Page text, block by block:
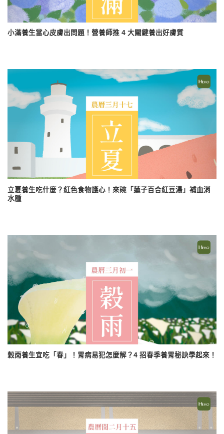
小滿養生當心皮膚出問題！營養師推 4 大關鍵養出好膚質
立夏養生吃什麼？紅色食物護心！來碗「蓮子百合紅豆湯」補血消
水腫
穀雨養生宜吃「春」！胃病易犯怎麼解？4 招春季養胃秘訣學起來！